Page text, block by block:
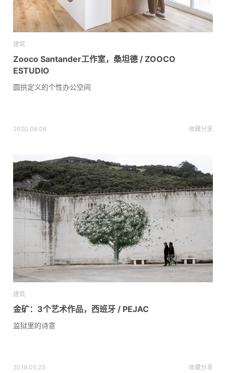
建筑
Zooco Santander工作室，桑坦德 / ZOOCO
ESTUDIO
圆拱定义的个性办公空间
2020.08.06 收藏分享
建筑
金矿：3个艺术作品，西班牙 / PEJAC
监狱里的诗意
2019.05.23 收藏分享